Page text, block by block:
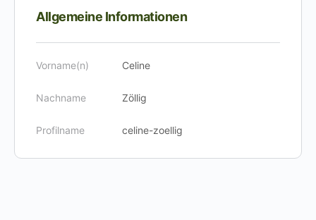
Allgemeine Informationen
Vorname(n) Celine
Nachname Zöllig
Profilname celine-zoellig